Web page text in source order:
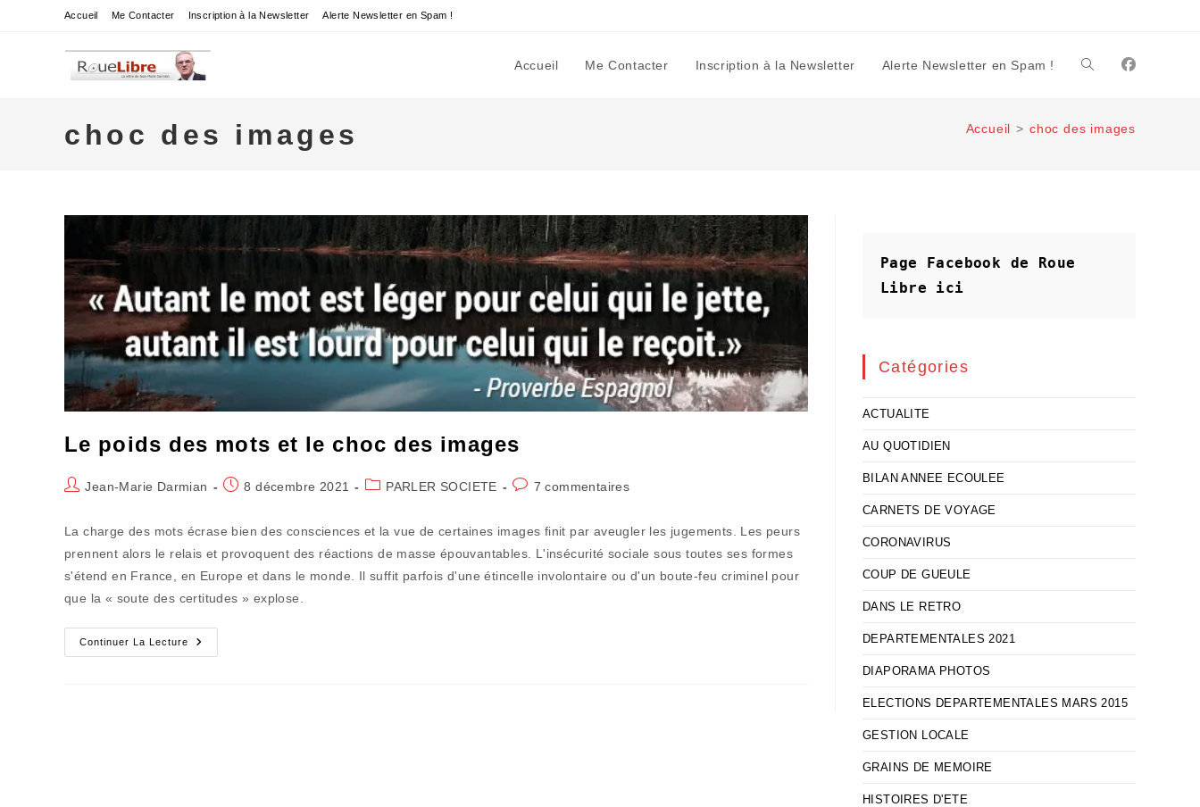
Accueil Me Contacter Inscription à la Newsletter Alerte Newsletter en Spam !
Accueil Me Contacter Inscription à la Newsletter Alerte Newsletter en Spam ! Toggle
website
choc des images Accueil > choc des images
Le poids des mots et le choc des images
Auteur/autrice
publication :
Jean-Marie Darmian
Publication
8 décembre 2021
PostPARLER SOCIETE
Commentaires
publication :
7 commentaires
La charge des mots écrase bien des consciences et la vue de certaines images finit par aveugler les jugements. Les peurs
prennent alors le relais et provoquent des réactions de masse épouvantables. L'insécurité sociale sous toutes ses formes
s'étend en France, en Europe et dans le monde. Il suffit parfois d'une étincelle involontaire ou d'un boute-feu criminel pour
que la « soute des certitudes » explose.
Continuer La Lecture
Le
Poids
Page Facebook de Roue
Libre
ici
Catégories
ACTUALITE
AU QUOTIDIEN
BILAN ANNEE ECOULEE
CARNETS DE VOYAGE
CORONAVIRUS
COUP DE GUEULE
DANS LE RETRO
DEPARTEMENTALES 2021
DIAPORAMA PHOTOS
ELECTIONS DEPARTEMENTALES MARS 2015
GESTION LOCALE
GRAINS DE MEMOIRE
HISTOIRES D'ETE